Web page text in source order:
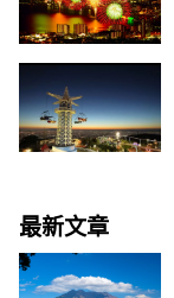
最新文章